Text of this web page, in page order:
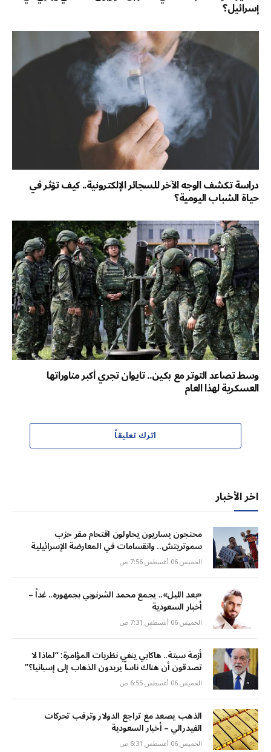
إسرائيل؟
دراسة تكشف الوجه الآخر للسجائر الإلكترونية.. كيف تؤثر في
حياة الشباب اليومية؟
وسط تصاعد التوتر مع بكين.. تايوان تجري أكبر مناوراتها
العسكرية لهذا العام
اترك تعليقاً
اخر الأخبار
محتجون يساريون يحاولون اقتحام مقر حزب
سموتريتش.. وانقسامات في المعارضة الإسرائيلية
الخميس 06 أغسطس 7:56 ص
«بعد الليل».. يجمع محمد الشرنوبي بجمهوره.. غداً –
أخبار السعودية
الخميس 06 أغسطس 7:31 ص
أزمة سبتة.. هاكابي ينفي نظريات المؤامرة: “لماذا لا
تصدقون أن هناك ناساً يريدون الذهاب إلى إسبانيا؟”
الخميس 06 أغسطس 6:55 ص
الذهب يصعد مع تراجع الدولار وترقب تحركات
الفيدرالي – أخبار السعودية
الخميس 06 أغسطس 6:31 ص